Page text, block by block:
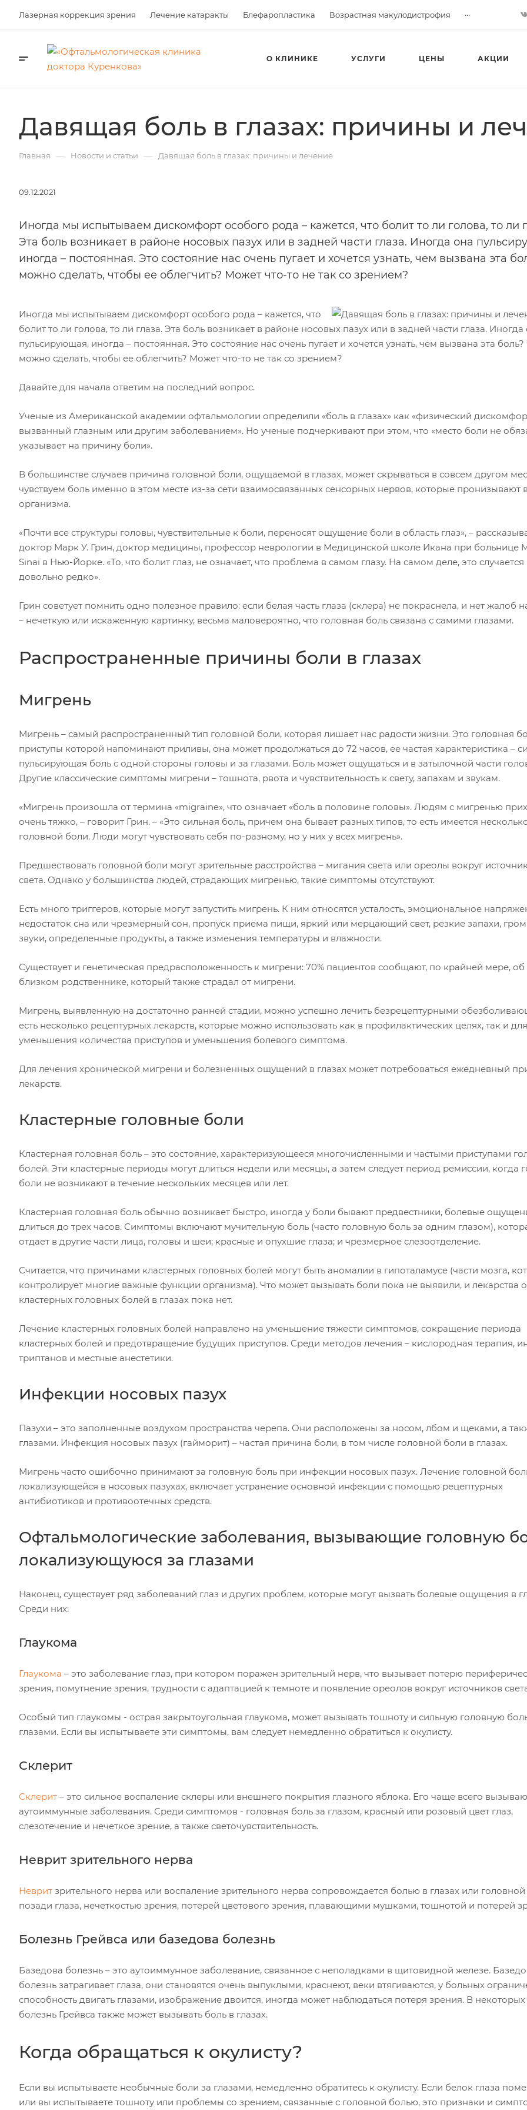
Лазерная коррекция зрения Лечение катаракты Блефаропластика Возрастная макулодистрофия ...
О КЛИНИКЕ УСЛУГИ ЦЕНЫ АКЦИИ
Давящая боль в глазах: причины и
Главная — Новости и статьи — Давящая боль в глазах: причины и лечение
09.12.2021
Иногда мы испытываем дискомфорт особого рода – кажется, что болит то ли голова, то ли
Эта боль возникает в районе носовых пазух или в задней части глаза. Иногда она
иногда – постоянная. Это состояние нас очень пугает и хочется узнать, чем вызвана эта
можно сделать, чтобы ее облегчить? Может что-то не так со зрением?
Иногда мы испытываем дискомфорт особого рода – кажется, что
болит то ли голова, то ли глаза. Эта боль возникает в районе носовых пазух или в задней части глаза. Иногда
пульсирующая, иногда – постоянная. Это состояние нас очень пугает и хочется узнать, чем вызвана эта боль?
можно сделать, чтобы ее облегчить? Может что-то не так со зрением?
Давайте для начала ответим на последний вопрос.
Ученые из Американской академии офтальмологии определили «боль в глазах» как «физический
вызванный глазным или другим заболеванием». Но ученые подчеркивают при этом, что «место боли не
указывает на причину боли».
В большинстве случаев причина головной боли, ощущаемой в глазах, может скрываться в совсем другом
чувствуем боль именно в этом месте из-за сети взаимосвязанных сенсорных нервов, которые пронизывают
организма.
«Почти все структуры головы, чувствительные к боли, переносят ощущение боли в область глаз», –
доктор Марк У. Грин, доктор медицины, профессор неврологии в Медицинской школе Икана при больнице
Sinai в Нью-Йорке. «То, что болит глаз, не означает, что проблема в самом глазу. На самом деле, это случается
довольно редко».
Грин советует помнить одно полезное правило: если белая часть глаза (склера) не покраснела, и нет жалоб
– нечеткую или искаженную картинку, весьма маловероятно, что головная боль связана с самими глазами.
Распространенные причины боли в глазах
Мигрень
Мигрень – самый распространенный тип головной боли, которая лишает нас радости жизни. Это головная
приступы которой напоминают приливы, она может продолжаться до 72 часов, ее частая характеристика –
пульсирующая боль с одной стороны головы и за глазами. Боль может ощущаться и в затылочной части
Другие классические симптомы мигрени – тошнота, рвота и чувствительность к свету, запахам и звукам.
«Мигрень произошла от термина «migraine», что означает «боль в половине головы». Людям с мигренью
очень тяжко, – говорит Грин. – «Это сильная боль, причем она бывает разных типов, то есть имеется
головной боли. Люди могут чувствовать себя по-разному, но у них у всех мигрень».
Предшествовать головной боли могут зрительные расстройства – мигания света или ореолы вокруг
света. Однако у большинства людей, страдающих мигренью, такие симптомы отсутствуют.
Есть много триггеров, которые могут запустить мигрень. К ним относятся усталость, эмоциональное
недостаток сна или чрезмерный сон, пропуск приема пищи, яркий или мерцающий свет, резкие запахи,
звуки, определенные продукты, а также изменения температуры и влажности.
Существует и генетическая предрасположенность к мигрени: 70% пациентов сообщают, по крайней мере,
близком родственнике, который также страдал от мигрени.
Мигрень, выявленную на достаточно ранней стадии, можно успешно лечить безрецептурными
есть несколько рецептурных лекарств, которые можно использовать как в профилактических целях, так и для
уменьшения количества приступов и уменьшения болевого симптома.
Для лечения хронической мигрени и болезненных ощущений в глазах может потребоваться ежедневный
лекарств.
Кластерные головные боли
Кластерная головная боль – это состояние, характеризующееся многочисленными и частыми приступами
болей. Эти кластерные периоды могут длиться недели или месяцы, а затем следует период ремиссии, когда
боли не возникают в течение нескольких месяцев или лет.
Кластерная головная боль обычно возникает быстро, иногда у боли бывают предвестники, болевые
длиться до трех часов. Симптомы включают мучительную боль (часто головную боль за одним глазом),
отдает в другие части лица, головы и шеи; красные и опухшие глаза; и чрезмерное слезоотделение.
Считается, что причинами кластерных головных болей могут быть аномалии в гипоталамусе (части мозга,
контролирует многие важные функции организма). Что может вызывать боли пока не выявили, и лекарства
кластерных головных болей в глазах пока нет.
Лечение кластерных головных болей направлено на уменьшение тяжести симптомов, сокращение периода
кластерных болей и предотвращение будущих приступов. Среди методов лечения – кислородная терапия,
триптанов и местные анестетики.
Инфекции носовых пазух
Пазухи – это заполненные воздухом пространства черепа. Они расположены за носом, лбом и щеками, а
глазами. Инфекция носовых пазух (гайморит) – частая причина боли, в том числе головной боли в глазах.
Мигрень часто ошибочно принимают за головную боль при инфекции носовых пазух. Лечение головной
локализующейся в носовых пазухах, включает устранение основной инфекции с помощью рецептурных
антибиотиков и противоотечных средств.
Офтальмологические заболевания, вызывающие головную
локализующуюся за глазами
Наконец, существует ряд заболеваний глаз и других проблем, которые могут вызвать болевые ощущения в
Среди них:
Глаукома
Глаукома – это заболевание глаз, при котором поражен зрительный нерв, что вызывает потерю
зрения, помутнение зрения, трудности с адаптацией к темноте и появление ореолов вокруг источников
Особый тип глаукомы - острая закрытоугольная глаукома, может вызывать тошноту и сильную головную
глазами. Если вы испытываете эти симптомы, вам следует немедленно обратиться к окулисту.
Склерит
Склерит – это сильное воспаление склеры или внешнего покрытия глазного яблока. Его чаще всего
аутоиммунные заболевания. Среди симптомов - головная боль за глазом, красный или розовый цвет глаз,
слезотечение и нечеткое зрение, а также светочувствительность.
Неврит зрительного нерва
Неврит зрительного нерва или воспаление зрительного нерва сопровождается болью в глазах или
позади глаза, нечеткостью зрения, потерей цветового зрения, плавающими мушками, тошнотой и потерей
Болезнь Грейвса или базедова болезнь
Базедова болезнь – это аутоиммунное заболевание, связанное с неполадками в щитовидной железе.
болезнь затрагивает глаза, они становятся очень выпуклыми, краснеют, веки втягиваются, у больных
способность двигать глазами, изображение двоится, иногда может наблюдаться потеря зрения. В некоторых
болезнь Грейвса также может вызывать боль в глазах.
Когда обращаться к окулисту?
Если вы испытываете необычные боли за глазами, немедленно обратитесь к окулисту. Если белок глаза
или вы испытываете тошноту или проблемы со зрением, связанные с головной болью, это признаки и